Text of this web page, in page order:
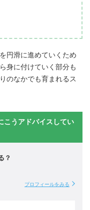
円滑に進めていくため
身に付けていく部分も
のなかでも育まれるス
こうアドバイスしてい
？
プロフィールをみる